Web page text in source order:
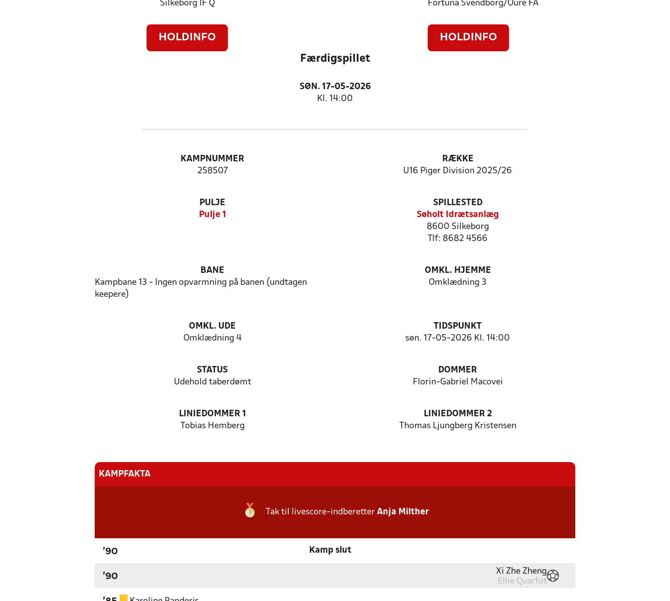
Silkeborg IF Q
HOLDINFO
Fortuna Svendborg/Oure FA
HOLDINFO
Færdigspillet
SØN. 17-05-2026
Kl. 14:00
KAMPNUMMER
258507
RÆKKE
U16 Piger Division 2025/26
PULJE
Pulje 1
SPILLESTED
Søholt Idrætsanlæg
8600 Silkeborg
Tlf: 8682 4566
BANE
Kampbane 13 - Ingen opvarmning på banen (undtagen
keepere)
OMKL. HJEMME
Omklædning 3
OMKL. UDE
Omklædning 4
TIDSPUNKT
søn. 17-05-2026 Kl. 14:00
STATUS
Udehold taberdømt
DOMMER
Florin-Gabriel Macovei
LINIEDOMMER 1
Tobias Hemberg
LINIEDOMMER 2
Thomas Ljungberg Kristensen
KAMPFAKTA
Tak til livescore-indberetter Anja Milther
'90 Kamp slut
'90
Xi Zhe Zheng
Ellie Qvarfot